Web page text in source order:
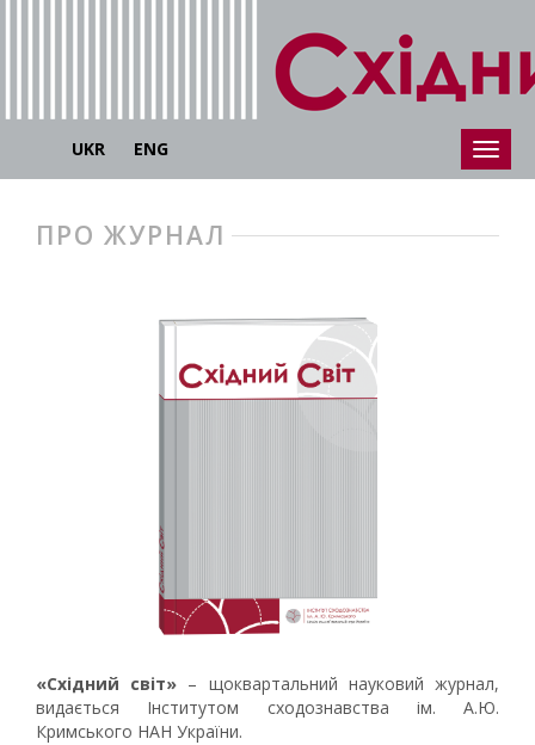
UKR ENG
ПРО ЖУРНАЛ
«Східний світ» – щоквартальний науковий журнал,
видається Інститутом сходознавства ім. А.Ю.
Кримського НАН України.